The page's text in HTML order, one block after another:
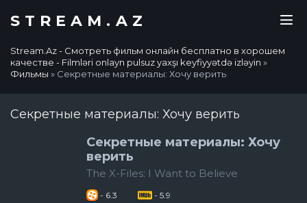
STREAM.AZ
Stream.Az - Смотреть фильм онлайн бесплатно в хорошем
качестве - Filmləri onlayn pulsuz yaxşı keyfiyyətdə izləyin »
Фильмы » Секретные материалы: Хочу верить
Секретные материалы: Хочу верить
Секретные материалы: Хочу
верить
The X-Files: I Want to Believe
- 6.3 - 5.9